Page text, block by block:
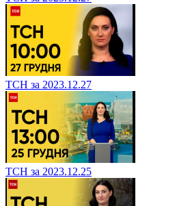
ТСН за 2023.12.27
ТСН за 2023.12.25